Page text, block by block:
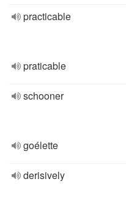
practicable
praticable
schooner
goélette
derisively